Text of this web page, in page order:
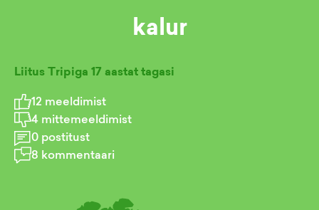
kalur
Liitus Tripiga 17 aastat tagasi
12 meeldimist
4 mittemeeldimist
0 postitust
8 kommentaari